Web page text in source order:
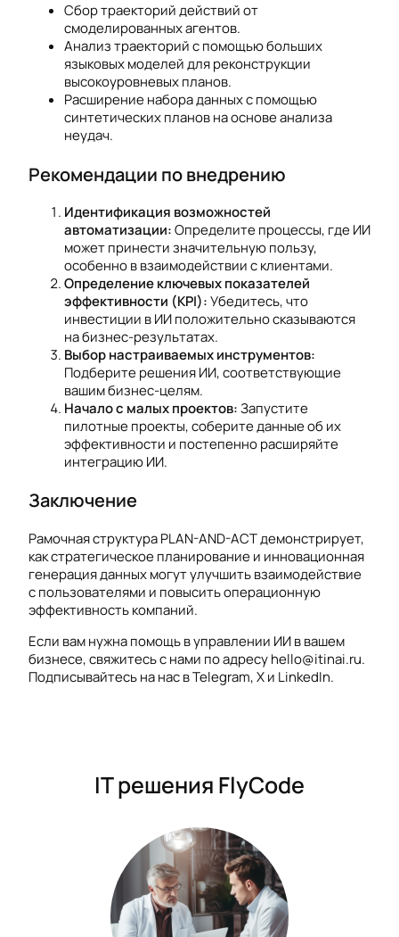
Сбор траекторий действий от
смоделированных агентов.
Анализ траекторий с помощью больших
языковых моделей для реконструкции
высокоуровневых планов.
Расширение набора данных с помощью
синтетических планов на основе анализа
неудач.
Рекомендации по внедрению
Идентификация возможностей
автоматизации:Определите процессы, где ИИ
может принести значительную пользу,
особенно в взаимодействии с клиентами.
Определение ключевых показателей
эффективности (KPI):Убедитесь, что
инвестиции в ИИ положительно сказываются
на бизнес-результатах.
Выбор настраиваемых инструментов:
Подберите решения ИИ, соответствующие
вашим бизнес-целям.
Начало с малых проектов:Запустите
пилотные проекты, соберите данные об их
эффективности и постепенно расширяйте
интеграцию ИИ.
Заключение
Рамочная структура PLAN-AND-ACT демонстрирует,
как стратегическое планирование и инновационная
генерация данных могут улучшить взаимодействие
с пользователями и повысить операционную
эффективность компаний.
Если вам нужна помощь в управлении ИИ в вашем
бизнесе, свяжитесь с нами по адресу hello@itinai.ru.
Подписывайтесь на нас в Telegram, X и LinkedIn.
IT решения FlyCode